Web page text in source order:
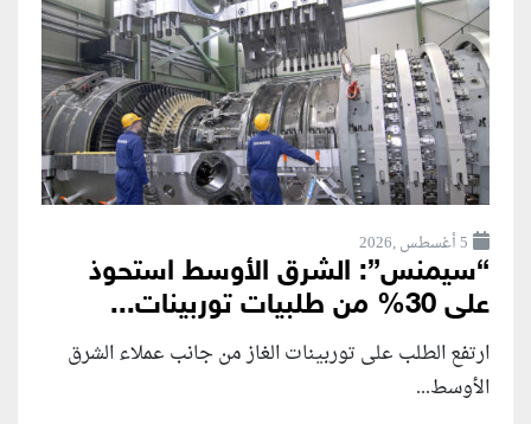
5 أغسطس ,2026
“سيمنس”: الشرق الأوسط استحوذ
على 30% من طلبيات توربينات...
ارتفع الطلب على توربينات الغاز من جانب عملاء الشرق
الأوسط...